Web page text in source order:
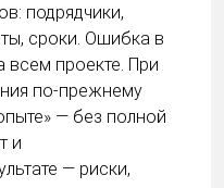
подрядчики,
сроки. Ошибка в
всем проекте. При
по-прежнему
— без полной
и
— риски,